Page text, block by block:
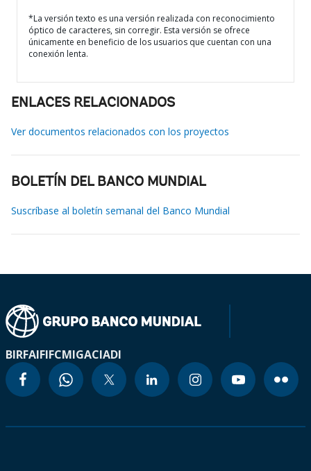
*La versión texto es una versión realizada con reconocimiento
óptico de caracteres, sin corregir. Esta versión se ofrece
únicamente en beneficio de los usuarios que cuentan con una
conexión lenta.
ENLACES RELACIONADOS
Ver documentos relacionados con los proyectos
BOLETÍN DEL BANCO MUNDIAL
Suscríbase al boletín semanal del Banco Mundial
BIRFAIFIFCMIGACIADI